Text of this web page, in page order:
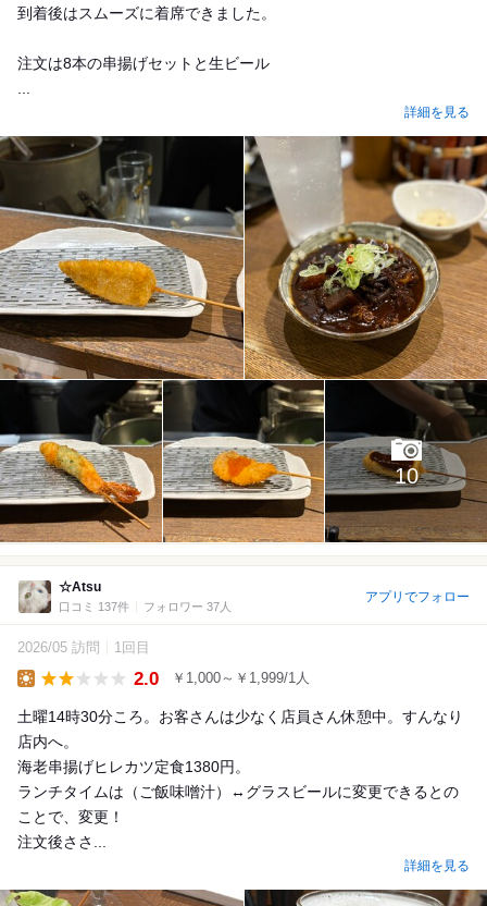
到着後はスムーズに着席できました。
注文は8本の串揚げセットと生ビール
詳細を見る
10
☆Atsu
口コミ 137件 フォロワー 37人
アプリでフォロー
2026/05 訪問 1回目
2.0 ￥1,000～￥1,999/1人
土曜14時30分ころ。お客さんは少なく店員さん休憩中。すんなり
店内へ。
海老串揚げヒレカツ定食1380円。
ランチタイムは（ご飯味噌汁）↔️グラスビールに変更できるとの
ことで、変更！
注文後ささ...
詳細を見る